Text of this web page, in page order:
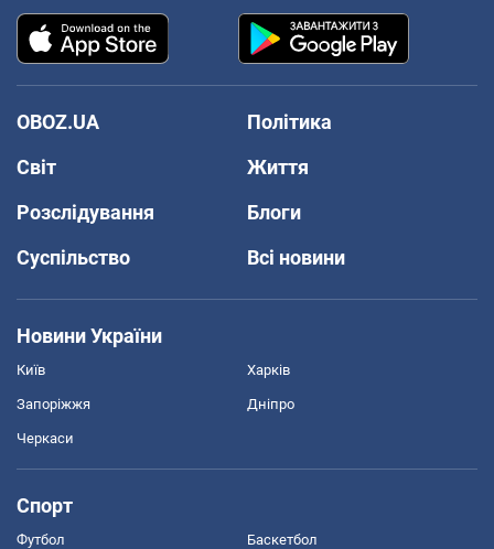
OBOZ.UA
Політика
Світ
Життя
Розслідування
Блоги
Суспільство
Всі новини
Новини України
Київ Харків
Запоріжжя Дніпро
Черкаси
Спорт
Футбол Баскетбол